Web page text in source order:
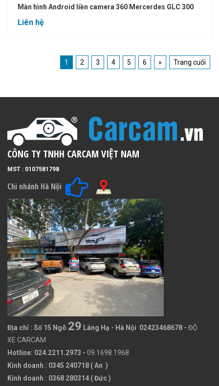
Màn hình Android liền camera 360 Mercerdes GLC 300
Liên hệ
1 2 3 4 5 6 » Trang cuối
CÔNG TY TNHH CARCAM VIỆT NAM
MST : 0107581798
Chi nhánh Hà Nội
Địa chỉ : Số 15 Ngõ 29 Láng Hạ - Hà Nội 02423468678 - ĐỘ
XE CARCAM
Hotline: 024.2211.2973 - 09.1698.1968
Kinh doanh : 0345 240718 ( An )
Kinh doanh : 0368 280314 ( Đức )